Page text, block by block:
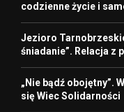
codzienne życie i
Jezioro
śniadanie”. Relacja z
„Nie bądź obojętny”.
się Wiec Solidarności